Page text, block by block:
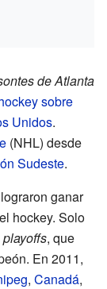
de Atlanta
sobre
Unidos.
(NHL) desde
Sudeste.
ganar
hockey. Solo
playoffs, que
En 2011,
, Canadá,